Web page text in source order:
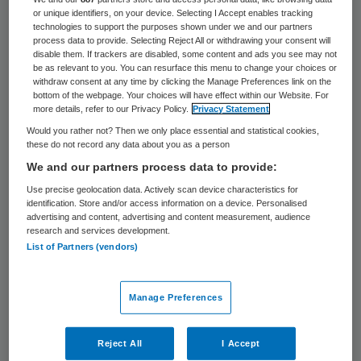
16 oktober 2025, 16:21
1175 keer gelezen
Johan Oostinga is per 20 oktober 2025
benoemd als nieuwe bestuurder van
ouderenzorgaanbieder Zorggroep
Groningen.
Johan Oostinga volgt Marcel van Woensel
op, die sinds eind 2024 als interim
bestuurder aan Zorggroep Groningen
“Johan Oostinga kent de provincie
Groningen en het zorgveld goed en neemt
or unique identifiers, on your device. Selecting I Accept enables tracking
technologies to support the purposes shown under we and our partners
process data to provide. Selecting Reject All or withdrawing your consent will
disable them. If trackers are disabled, some content and ads you see may not
be as relevant to you. You can resurface this menu to change your choices or
withdraw consent at any time by clicking the Manage Preferences link on the
bottom of the webpage. Your choices will have effect within our Website. For
more details, refer to our Privacy Policy.
Privacy Statement
Would you rather not? Then we only place essential and statistical cookies,
these do not record any data about you as a person
We and our partners process data to provide:
Use precise geolocation data. Actively scan device characteristics for
identification. Store and/or access information on a device. Personalised
advertising and content, advertising and content measurement, audience
research and services development.
List of Partners (vendors)
Manage Preferences
Reject All I Accept